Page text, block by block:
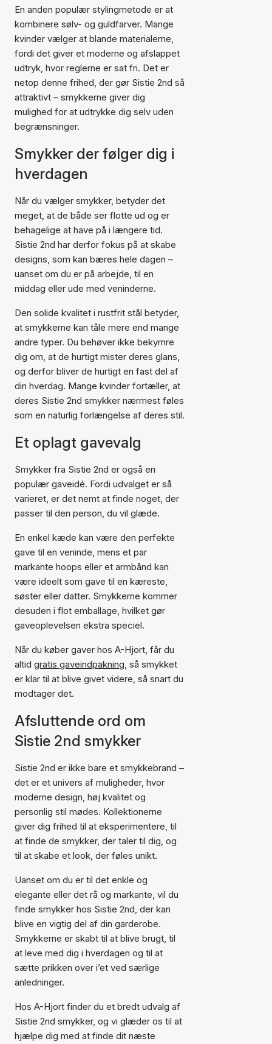
En anden populær stylingmetode er at
kombinere sølv- og guldfarver. Mange
kvinder vælger at blande materialerne,
fordi det giver et moderne og afslappet
udtryk, hvor reglerne er sat fri. Det er
netop denne frihed, der gør Sistie 2nd så
attraktivt – smykkerne giver dig
mulighed for at udtrykke dig selv uden
begrænsninger.
Smykker der følger dig i
hverdagen
Når du vælger smykker, betyder det
meget, at de både ser flotte ud og er
behagelige at have på i længere tid.
Sistie 2nd har derfor fokus på at skabe
designs, som kan bæres hele dagen –
uanset om du er på arbejde, til en
middag eller ude med veninderne.
Den solide kvalitet i rustfrit stål betyder,
at smykkerne kan tåle mere end mange
andre typer. Du behøver ikke bekymre
dig om, at de hurtigt mister deres glans,
og derfor bliver de hurtigt en fast del af
din hverdag. Mange kvinder fortæller, at
deres Sistie 2nd smykker nærmest føles
som en naturlig forlængelse af deres stil.
Et oplagt gavevalg
Smykker fra Sistie 2nd er også en
populær gaveidé. Fordi udvalget er så
varieret, er det nemt at finde noget, der
passer til den person, du vil glæde.
En enkel kæde kan være den perfekte
gave til en veninde, mens et par
markante hoops eller et armbånd kan
være ideelt som gave til en kæreste,
søster eller datter. Smykkerne kommer
desuden i flot emballage, hvilket gør
gaveoplevelsen ekstra speciel.
Når du køber gaver hos A-Hjort, får du
altid gratis gaveindpakning, så smykket
er klar til at blive givet videre, så snart du
modtager det.
Afsluttende ord om
Sistie 2nd smykker
Sistie 2nd er ikke bare et smykkebrand –
det er et univers af muligheder, hvor
moderne design, høj kvalitet og
personlig stil mødes. Kollektionerne
giver dig frihed til at eksperimentere, til
at finde de smykker, der taler til dig, og
til at skabe et look, der føles unikt.
Uanset om du er til det enkle og
elegante eller det rå og markante, vil du
finde smykker hos Sistie 2nd, der kan
blive en vigtig del af din garderobe.
Smykkerne er skabt til at blive brugt, til
at leve med dig i hverdagen og til at
sætte prikken over i’et ved særlige
anledninger.
Hos A-Hjort finder du et bredt udvalg af
Sistie 2nd smykker, og vi glæder os til at
hjælpe dig med at finde dit næste